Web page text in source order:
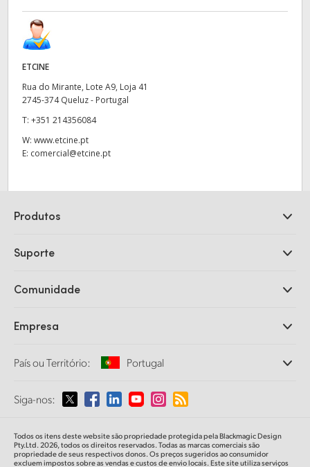
ETCINE
Rua do Mirante, Lote A9, Loja 41
2745-374 Queluz - Portugal
T: +351 214356084
W: www.etcine.pt
E: comercial@etcine.pt
Produtos
DaVinci Resolve e Fusion
Ultimatte
Captura e Reprodução
Conversão de Padrões
Monitoramento
Armazenamento em Rede
Roteamento e Distribuição
Streaming e Codificação
Suporte
Central de Suporte Técnico
Comunidade
Empresa
Sobre a Blackmagic Design
Imprensa
País ou Território: Portugal
Selecione seu país ou território
Australia
Siga-nos:
Todos os itens deste website são propriedade protegida pela Blackmagic Design
Pty.Ltd. 2026, todos os direitos reservados. Todas as marcas comerciais são
propriedade de seus respectivos donos. Os preços sugeridos ao consumidor
excluem impostos sobre as vendas e custos de envio locais. Este site utiliza serviços